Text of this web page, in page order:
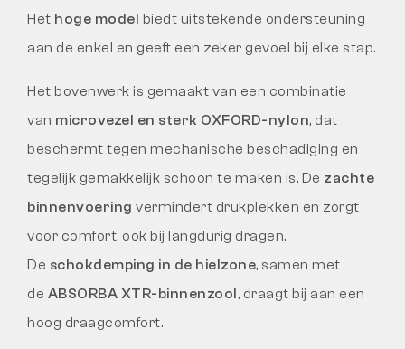
Het hoge model biedt uitstekende ondersteuning
aan de enkel en geeft een zeker gevoel bij elke stap.
Het bovenwerk is gemaakt van een combinatie
van microvezel en sterk OXFORD-nylon, dat
beschermt tegen mechanische beschadiging en
tegelijk gemakkelijk schoon te maken is. De zachte
binnenvoering vermindert drukplekken en zorgt
voor comfort, ook bij langdurig dragen.
De schokdemping in de hielzone, samen met
de ABSORBA XTR-binnenzool, draagt bij aan een
hoog draagcomfort.